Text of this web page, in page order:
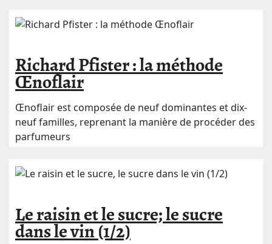
Richard Pfister : la méthode
Œnoflair
Œnoflair est composée de neuf dominantes et dix-
neuf familles, reprenant la manière de procéder des
parfumeurs
Le raisin et le sucre; le sucre
dans le vin (1/2)